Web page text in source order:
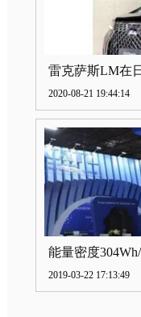
2020-08-21 19:44:14
2019-03-22 17:13:49